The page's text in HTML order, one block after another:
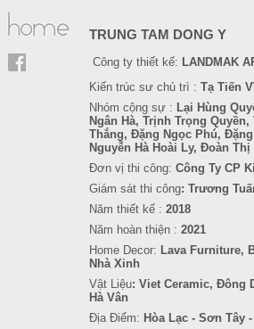
TRUNG TAM DONG Y
Công ty thiết kế: LANDMAK
Kiến trúc sư chủ trì : Tạ Tiến
Nhóm cộng sự : Lại Hùng
Ngân Hà, Trịnh Trọng
Thắng, Đặng Ngọc Phú,
Nguyễn Hà Hoài Ly, Đoàn
Đơn vị thi công: Công Ty CP
Giám sát thi công: Trương
Năm thiết kế : 2018
Năm hoàn thiện : 2021
Home Decor: Lava Furniture,
Nhà Xinh
Vật Liệu: Viet Ceramic, Đông
Hà Vân
Địa Điểm: Hòa Lạc - Sơn Tây